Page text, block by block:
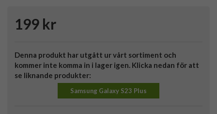
199 kr
Denna produkt har utgått ur vårt sortiment och
kommer inte komma in i lager igen. Klicka nedan för att
se liknande produkter:
Samsung Galaxy S23 Plus